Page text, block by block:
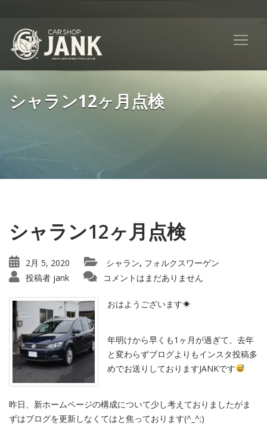
シャラン12ヶ月点検
シャラン12ヶ月点検
2月 5, 2020 シャラン, フォルクスワーゲン
投稿者 jank コメントはまだありません
おはようございます☀︎
年明けから早くも1ヶ月が過ぎて、去年
と変わらずブログよりもインスタ投稿多
めでお送りしておりますJANKです
昨日、新ホームページの構成について少し考えておりましたがま
ずはブログを更新しなくてはと焦っております(^_^;)